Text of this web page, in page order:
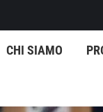
CHI SIAMO